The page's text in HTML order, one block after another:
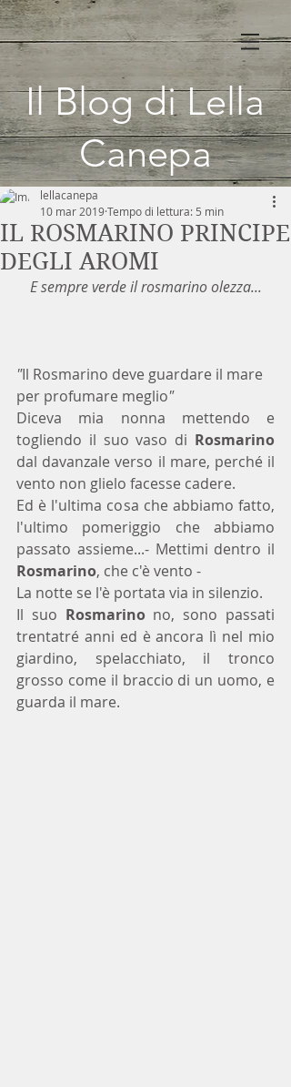
Il Blog di Lella
Canepa
IL ROSMARINO PRINCIPE
DEGLI AROMI
lellacanepa
10 mar 2019Tempo di lettura: 5 min
E sempre verde il rosmarino olezza...
"Il Rosmarino deve guardare il mare
per profumare meglio"
Diceva mia nonna mettendo e
togliendo il suo vaso di Rosmarino
dal davanzale verso il mare, perché il
vento non glielo facesse cadere.
Ed è l'ultima cosa che abbiamo fatto,
l'ultimo pomeriggio che abbiamo
Rosmarino, che c'è vento -
La notte se l'è portata via in silenzio.
Il suo Rosmarino no, sono passati
trentatré anni ed è ancora lì nel mio
giardino, spelacchiato, il tronco
grosso come il braccio di un uomo, e
guarda il mare.